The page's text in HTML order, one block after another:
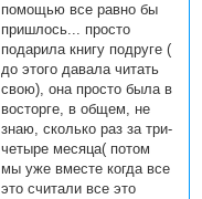
помощью все равно бы
пришлось... просто
подарила книгу подруге (
до этого давала читать
свою), она просто была в
восторге, в общем, не
знаю, сколько раз за три-
четыре месяца( потом
мы уже вместе когда все
это считали все это